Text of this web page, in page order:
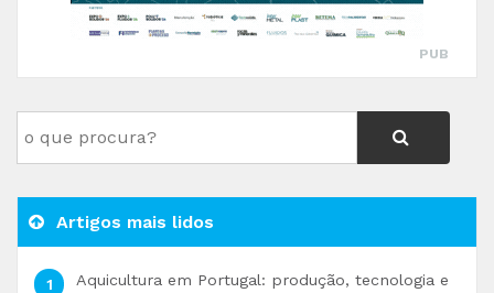
PUB
Artigos mais lidos
Aquicultura em Portugal: produção, tecnologia e